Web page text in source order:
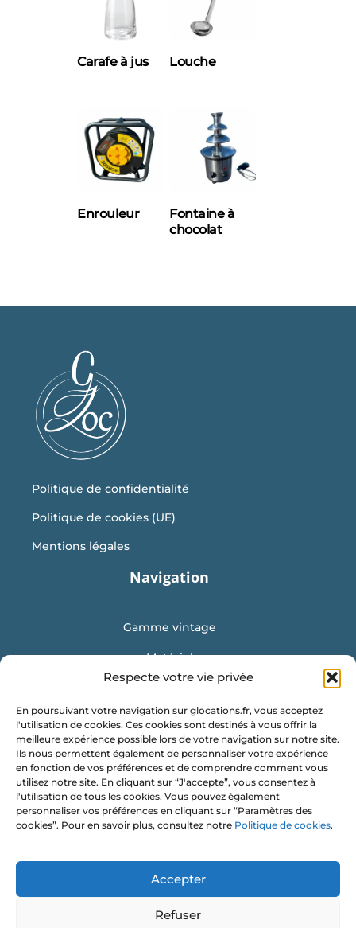
Respecte votre vie privée
En poursuivant votre navigation sur glocations.fr, vous acceptez
l'utilisation de cookies. Ces cookies sont destinés à vous offrir la
meilleure expérience possible lors de votre navigation sur notre site.
Ils nous permettent également de personnaliser votre expérience
en fonction de vos préférences et de comprendre comment vous
utilisez notre site. En cliquant sur “J'accepte”, vous consentez à
l'utilisation de tous les cookies. Vous pouvez également
personnaliser vos préférences en cliquant sur “Paramètres des
cookies”. Pour en savoir plus, consultez notre Politique de cookies.
Accepter
Refuser
Carafe à jus Louche
Enrouleur
Fontaine à
chocolat
Politique de confidentialité
Politique de cookies (UE)
Mentions légales
Navigation
Gamme vintage
Matériel
Vaisselle
Location de conteneur
Obtenir un devis
G Locations
Les Vignes Chasles